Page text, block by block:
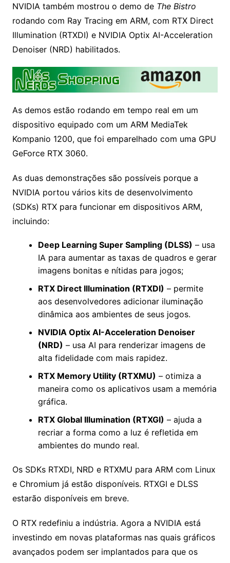
NVIDIA também mostrou o demo de The Bistro
rodando com Ray Tracing em ARM, com RTX Direct
Illumination (RTXDI) e NVIDIA Optix AI-Acceleration
Denoiser (NRD) habilitados.
As demos estão rodando em tempo real em um
dispositivo equipado com um ARM MediaTek
Kompanio 1200, que foi emparelhado com uma GPU
GeForce RTX 3060.
As duas demonstrações são possíveis porque a
NVIDIA portou vários kits de desenvolvimento
(SDKs) RTX para funcionar em dispositivos ARM,
incluindo:
Deep Learning Super Sampling (DLSS) – usa
IA para aumentar as taxas de quadros e gerar
imagens bonitas e nítidas para jogos;
RTX Direct Illumination (RTXDI) – permite
aos desenvolvedores adicionar iluminação
dinâmica aos ambientes de seus jogos.
NVIDIA Optix AI-Acceleration Denoiser
(NRD) – usa AI para renderizar imagens de
alta fidelidade com mais rapidez.
RTX Memory Utility (RTXMU) – otimiza a
maneira como os aplicativos usam a memória
gráfica.
RTX Global Illumination (RTXGI) – ajuda a
recriar a forma como a luz é refletida em
ambientes do mundo real.
Os SDKs RTXDI, NRD e RTXMU para ARM com Linux
e Chromium já estão disponíveis. RTXGI e DLSS
estarão disponíveis em breve.
O RTX redefiniu a indústria. Agora a NVIDIA está
investindo em novas plataformas nas quais gráficos
avançados podem ser implantados para que os